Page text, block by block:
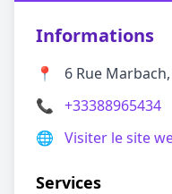
Informations
📍
6 Rue
📞 +33388965434
🌐 Visiter le site
Services